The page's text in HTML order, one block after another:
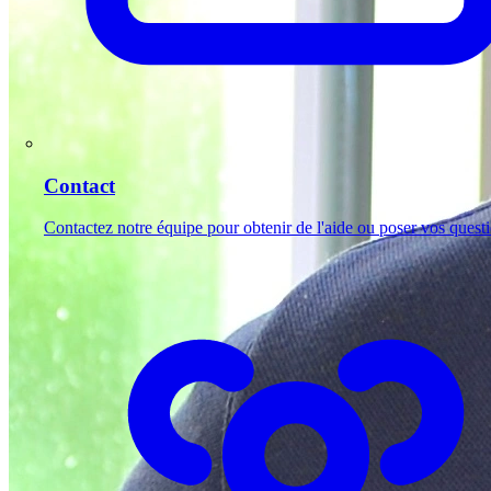
Contact
Contactez notre équipe pour obtenir de l'aide ou poser vos